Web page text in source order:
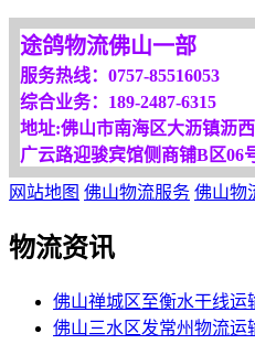
我们将竭诚为你服务！
途鸽物流佛山一部
服务热线：0757-85516053
综合业务：189-2487-6315
地址:佛山市南海区大沥镇沥西
广云路迎骏宾馆侧商铺B区06
网站地图 佛山物流服务 佛山物
物流资讯
佛山禅城区至衡水干线运
佛山三水区发常州物流运